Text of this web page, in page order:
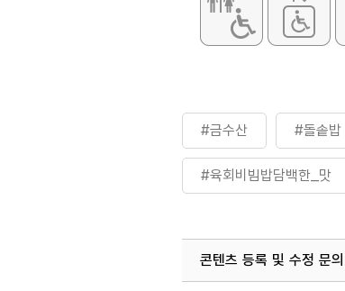
#금수산 #돌솥밥
#육회비빔밥담백한_맛
콘텐츠 등록 및 수정 문의